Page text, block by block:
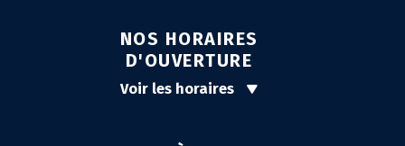
NOS HORAIRES
D'OUVERTURE
Voir les horaires